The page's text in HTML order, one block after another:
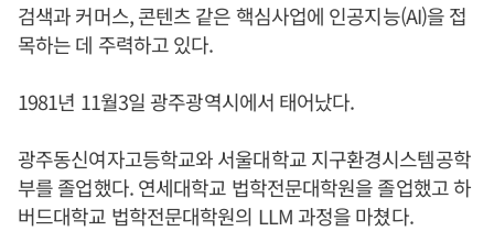
검색과 커머스, 콘텐츠 같은 핵심사업에 인공지능(AI)을 접
목하는 데 주력하고 있다.
1981년 11월3일 광주광역시에서 태어났다.
광주동신여자고등학교와 서울대학교 지구환경시스템공학
부를 졸업했다. 연세대학교 법학전문대학원을 졸업했고 하
버드대학교 법학전문대학원의 LLM 과정을 마쳤다.